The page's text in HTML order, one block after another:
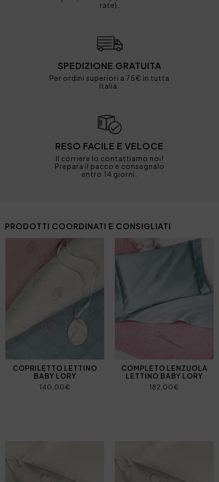
rate).
SPEDIZIONE GRATUITA
Per ordini superiori a 75€ in tutta
Italia.
RESO FACILE E VELOCE
Il corriere lo contattiamo noi!
Prepara il pacco e consegnalo
entro 14 giorni.
PRODOTTI COORDINATI E CONSIGLIATI
COPRILETTO LETTINO
BABY LORY
140,00€
COMPLETO LENZUOLA
LETTINO BABY LORY
182,00€